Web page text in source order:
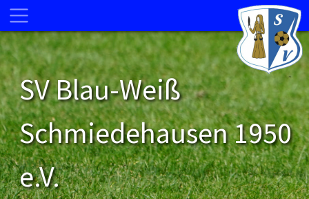
SV Blau-Weiß
Schmiedehausen 1950
e.V.